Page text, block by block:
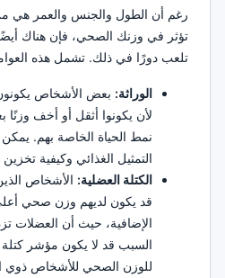
رغم أن الطول والجنس والعمر هي من
تؤثر في وزنك الصحي، فإن هناك
تلعب دورًا في ذلك. تشمل هذه
الوراثة: بعض الأشخاص
لأن يكونوا أثقل أو أخف
نمط الحياة الخاصة بهم. يمكن
التمثيل الغذائي وكيفية
الكتلة العضلية: الأشخاص
قد يكون لديهم وزن صحي
الإضافية، حيث أن العضلات
السبب قد لا يكون مؤشر كتلة
للوزن الصحي للأشخاص ذوي